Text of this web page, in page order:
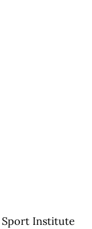
Institute